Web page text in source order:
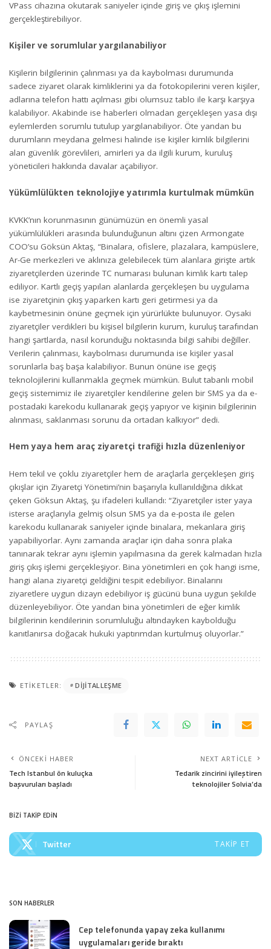
VPass cihazına okutarak saniyeler içinde giriş ve çıkış işlemini
gerçekleştirebiliyor.
Kişiler ve sorumlular yargılanabiliyor
Kişilerin bilgilerinin çalınması ya da kaybolması durumunda
sadece ziyaret olarak kimliklerini ya da fotokopilerini veren kişiler,
adlarına telefon hattı açılması gibi olumsuz tablo ile karşı karşıya
kalabiliyor. Akabinde ise haberleri olmadan gerçekleşen yasa dışı
eylemlerden sorumlu tutulup yargılanabiliyor. Öte yandan bu
durumların meydana gelmesi halinde ise kişiler kimlik bilgilerini
alan güvenlik görevlileri, amirleri ya da ilgili kurum, kuruluş
yöneticileri hakkında davalar açabiliyor.
Yükümlülükten teknolojiye yatırımla kurtulmak mümkün
KVKK’nın korunmasının günümüzün en önemli yasal
yükümlülükleri arasında bulunduğunun altını çizen Armongate
COO’su Göksün Aktaş, “Binalara, ofislere, plazalara, kampüslere,
Ar-Ge merkezleri ve aklınıza gelebilecek tüm alanlara girişte artık
ziyaretçilerden üzerinde TC numarası bulunan kimlik kartı talep
ediliyor. Kartlı geçiş yapılan alanlarda gerçekleşen bu uygulama
ise ziyaretçinin çıkış yaparken kartı geri getirmesi ya da
kaybetmesinin önüne geçmek için yürürlükte bulunuyor. Oysaki
ziyaretçiler verdikleri bu kişisel bilgilerin kurum, kuruluş tarafından
hangi şartlarda, nasıl korunduğu noktasında bilgi sahibi değiller.
Verilerin çalınması, kaybolması durumunda ise kişiler yasal
sorunlarla baş başa kalabiliyor. Bunun önüne ise geçiş
teknolojilerini kullanmakla geçmek mümkün. Bulut tabanlı mobil
geçiş sistemimiz ile ziyaretçiler kendilerine gelen bir SMS ya da e-
postadaki karekodu kullanarak geçiş yapıyor ve kişinin bilgilerinin
alınması, saklanması sorunu da ortadan kalkıyor” dedi.
Hem yaya hem araç ziyaretçi trafiği hızla düzenleniyor
Hem tekil ve çoklu ziyaretçiler hem de araçlarla gerçekleşen giriş
çıkışlar için Ziyaretçi Yönetimi’nin başarıyla kullanıldığına dikkat
çeken Göksun Aktaş, şu ifadeleri kullandı: “Ziyaretçiler ister yaya
isterse araçlarıyla gelmiş olsun SMS ya da e-posta ile gelen
karekodu kullanarak saniyeler içinde binalara, mekanlara giriş
yapabiliyorlar. Aynı zamanda araçlar için daha sonra plaka
tanınarak tekrar aynı işlemin yapılmasına da gerek kalmadan hızla
giriş çıkış işlemi gerçekleşiyor. Bina yönetimleri en çok hangi isme,
hangi alana ziyaretçi geldiğini tespit edebiliyor. Binalarını
ziyaretlere uygun dizayn edebiliyor iş gücünü buna uygun şekilde
düzenleyebiliyor. Öte yandan bina yönetimleri de eğer kimlik
bilgilerinin kendilerinin sorumluluğu altındayken kaybolduğu
kanıtlanırsa doğacak hukuki yaptırımdan kurtulmuş oluyorlar.”
ETIKETLER: DIJITALLEŞME
PAYLAŞ
ÖNCEKI HABER
Tech Istanbul ön kuluçka
başvuruları başladı
NEXT ARTICLE
Tedarik zincirini iyileştiren
teknolojiler Solvia’da
BİZİ TAKİP EDİN
Twitter TAKIP ET
SON HABERLER
Cep telefonunda yapay zeka kullanımı
uygulamaları geride bıraktı